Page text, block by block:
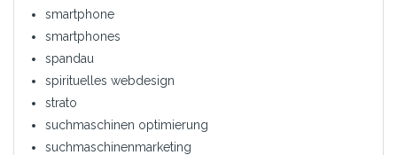
smartphone
smartphones
spandau
spirituelles webdesign
strato
suchmaschinen optimierung
suchmaschinenmarketing